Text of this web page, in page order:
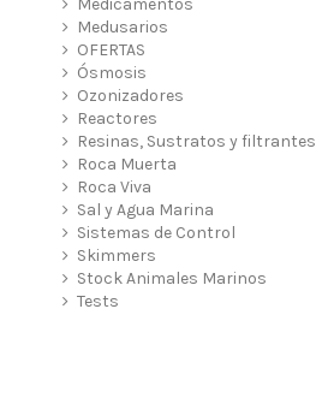
Medusarios
OFERTAS
Ósmosis
Ozonizadores
Reactores
Resinas, Sustratos y filtrantes
Roca Muerta
Roca Viva
Sal y Agua Marina
Sistemas de Control
Skimmers
Stock Animales Marinos
Tests